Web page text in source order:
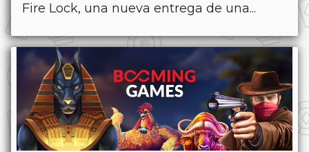
Fire Lock, una nueva entrega de una...